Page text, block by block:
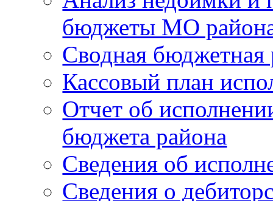
бюджеты МО
Сводная бюджетная
Кассовый план
Отчет об
бюджета района
Сведения об
Сведения о